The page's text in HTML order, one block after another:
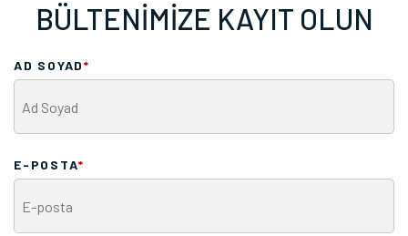
BÜLTENİMİZE KAYIT OLUN
AD SOYAD*
E-POSTA*